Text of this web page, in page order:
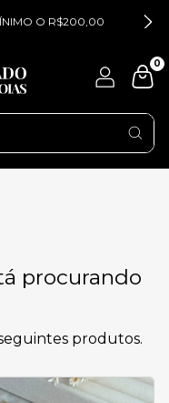
O R$200,00
0
procurando
produtos.